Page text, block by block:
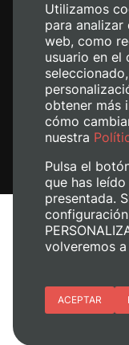
Utilizamos
para analizar
web, como
usuario en el
obtener más
cómo
nuestra
Pulsa el
que has
presentada.
volveremos
ACEPTAR